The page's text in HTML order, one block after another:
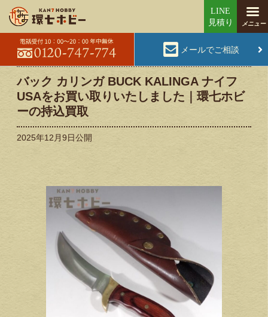
メールでご相談
バック カリンガ BUCK KALINGA ナイフ
USAをお買い取りいたしました｜環七ホビ
ーの持込買取
2025年12月9日公開